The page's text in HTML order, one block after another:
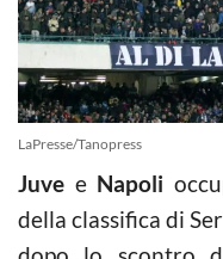
LaPresse/Tanopress
Juve e Napoli
della classifica di